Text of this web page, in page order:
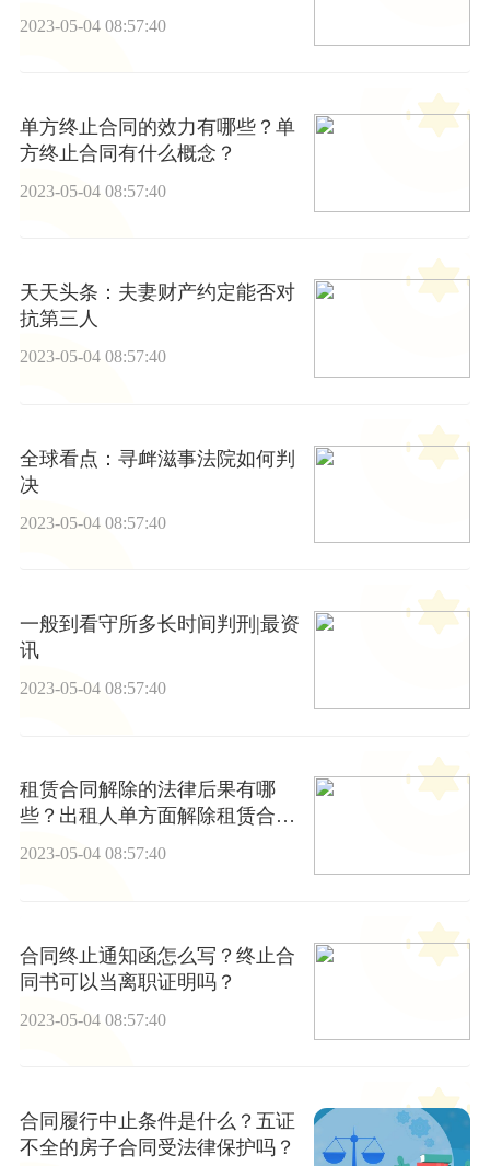
2023-05-04 08:57:40
单方终止合同的效力有哪些？单
方终止合同有什么概念？
2023-05-04 08:57:40
天天头条：夫妻财产约定能否对
抗第三人
2023-05-04 08:57:40
全球看点：寻衅滋事法院如何判
决
2023-05-04 08:57:40
一般到看守所多长时间判刑|最资
讯
2023-05-04 08:57:40
租赁合同解除的法律后果有哪
些？出租人单方面解除租赁合同
的条件是什么？
2023-05-04 08:57:40
合同终止通知函怎么写？终止合
同书可以当离职证明吗？
2023-05-04 08:57:40
合同履行中止条件是什么？五证
不全的房子合同受法律保护吗？